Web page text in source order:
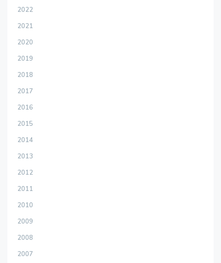
2022
2021
2020
2019
2018
2017
2016
2015
2014
2013
2012
2011
2010
2009
2008
2007